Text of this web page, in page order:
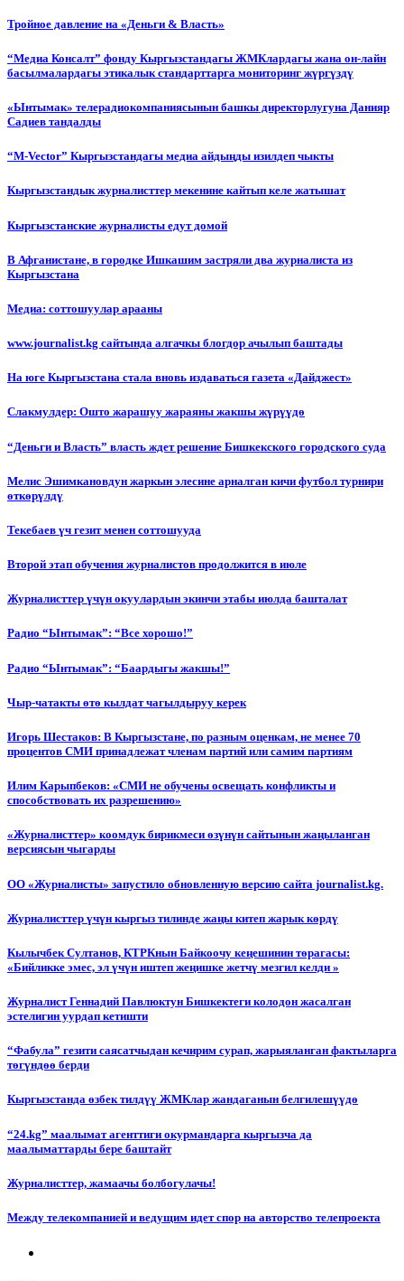
Тройное давление на «Деньги & Власть»
“Медиа Консалт” фонду Кыргызстандагы ЖМКлардагы жана он-лайн
басылмалардагы этикалык стандарттарга мониторинг жүргүздү
«Ынтымак» телерадиокомпаниясынын башкы директорлугуна Данияр
Садиев тандалды
“М-Vector” Кыргызстандагы медиа айдыңды изилдеп чыкты
Кыргызстандык журналисттер мекенине кайтып келе жатышат
Кыргызстанские журналисты едут домой
В Афганистане, в городке Ишкашим застряли два журналиста из
Кыргызстана
Медиа: соттошуулар арааны
www.journalist.kg сайтында алгачкы блогдор ачылып баштады
На юге Кыргызстана стала вновь издаваться газета «Дайджест»
Слакмулдер: Ошто жарашуу жараяны жакшы жүрүүдө
“Деньги и Власть” власть ждет решение Бишкекского городского суда
Мелис Эшимкановдун жаркын элесине арналган кичи футбол турнири
өткөрүлдү
Текебаев үч гезит менен соттошууда
Второй этап обучения журналистов продолжится в июле
Журналисттер үчүн окуулардын экинчи этабы июлда башталат
Радио “Ынтымак”: “Все хорошо!”
Радио “Ынтымак”: “Баардыгы жакшы!”
Чыр-чатакты өтө кылдат чагылдыруу керек
Игорь Шестаков: В Кыргызстане, по разным оценкам, не менее 70
процентов СМИ принадлежат членам партий или самим партиям
Илим Карыпбеков: «СМИ не обучены освещать конфликты и
способствовать их разрешению»
«Журналисттер» коомдук бирикмеси өзүнүн сайтынын жаңыланган
версиясын чыгарды
ОО «Журналисты» запустило обновленную версию сайта journalist.kg.
Журналисттер үчүн кыргыз тилинде жаңы китеп жарык көрдү
Кылычбек Султанов, КТРКнын Байкоочу кеңешинин төрагасы:
«Бийликке эмес, эл үчүн иштеп жеңишке жетчү мезгил келди »
Журналист Геннадий Павлюктун Бишкектеги колодон жасалган
эстелигин уурдап кетишти
“Фабула” гезити саясатчыдан кечирим сурап, жарыяланган фактыларга
төгүндөө берди
Кыргызстанда өзбек тилдүү ЖМКлар жандаганын белгилешүүдө
“24.kg” маалымат агенттиги окурмандарга кыргызча да
маалыматтарды бере баштайт
Журналисттер, жамаачы болбогулачы!
Между телекомпанией и ведущим идет спор на авторство телепроекта